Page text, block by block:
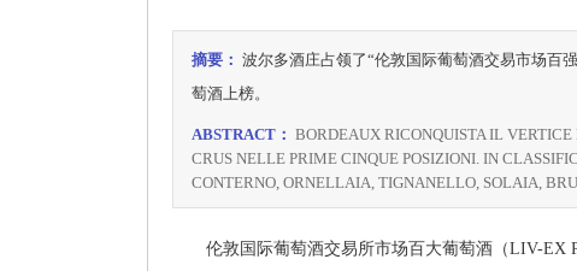
摘要： 波尔多酒庄占领了“伦敦国际葡萄酒交易市场百
萄酒上榜。
ABSTRACT： BORDEAUX RICONQUISTA IL
CRUS NELLE PRIME CINQUE POSIZIONI. IN
CONTERNO, ORNELLAIA, TIGNANELLO, SOLAIA,
伦敦国际葡萄酒交易所市场百大葡萄酒（LIV-EX